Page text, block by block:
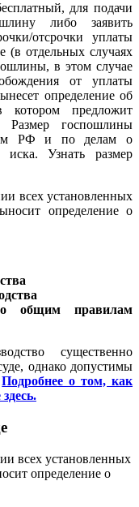
для подачи
либо заявить
отсрочки уплаты
(в отдельных случаях
в этом случае
от уплаты
определение об
котором предложит
Размер госпошлины
РФ и по делам о
Узнать размер
всех установленных
определение о
общим правилам
существенно
однако допустимы
Подробнее о том, как
всех установленных
определение о